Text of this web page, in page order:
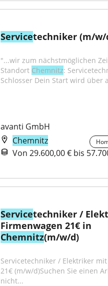
Servicetechniker (m/w/
"...wir zum nächstmöglichen
Standort Chemnitz:
Schlosser Dein Start wird über
avanti GmbH
Chemnitz
Von 29.600,00 € bis
Servicetechniker /
Chemnitz(m/w/d)
Servicetechniker / Elektriker
21€ (m/w/d)Suchen Sie einen
nicht...